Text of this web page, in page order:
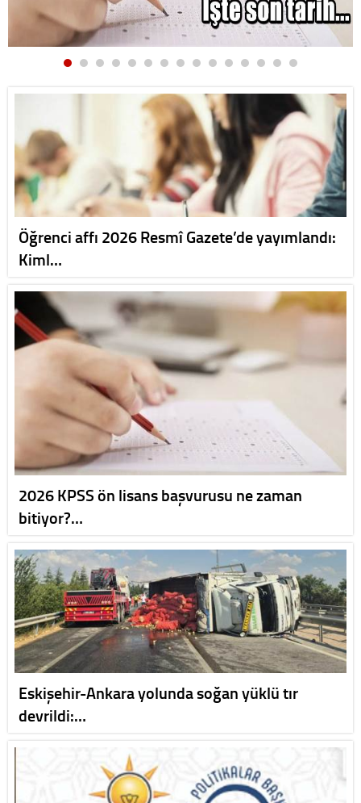
Öğrenci affı 2026 Resmî Gazete’de yayımlandı:
Kiml…
2026 KPSS ön lisans başvurusu ne zaman
bitiyor?…
Eskişehir-Ankara yolunda soğan yüklü tır
devrildi:…